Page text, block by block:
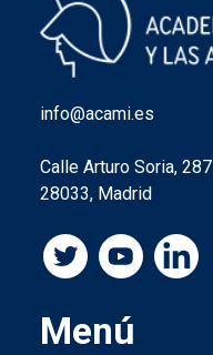
info@acami.es
Calle Arturo Soria, 287
28033, Madrid
Menú